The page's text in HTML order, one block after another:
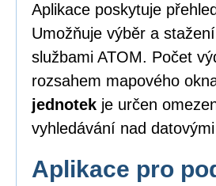
Aplikace poskytuje
Umožňuje výběr a
službami ATOM. Počet
rozsahem mapového
jednotek je určen
vyhledávání nad
Aplikace pro